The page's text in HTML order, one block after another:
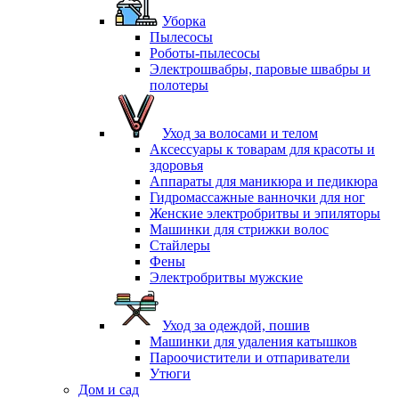
Уборка
Пылесосы
Роботы-пылесосы
Электрошвабры, паровые швабры и
полотеры
Уход за волосами и телом
Аксессуары к товарам для красоты и
здоровья
Аппараты для маникюра и педикюра
Гидромассажные ванночки для ног
Женские электробритвы и эпиляторы
Машинки для стрижки волос
Стайлеры
Фены
Электробритвы мужские
Уход за одеждой, пошив
Машинки для удаления катышков
Пароочистители и отпариватели
Утюги
Дом и сад